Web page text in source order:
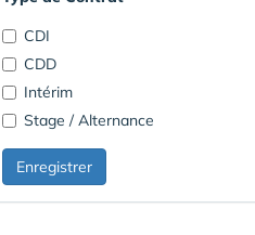
CDI
CDD
Intérim
Stage / Alternance